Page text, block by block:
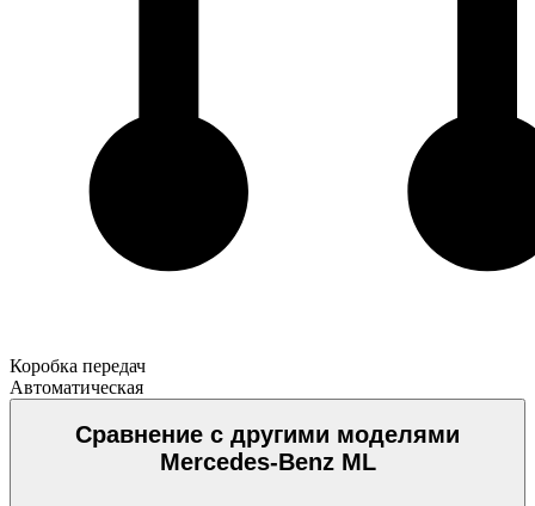
Коробка передач
Автоматическая
Сравнение с другими моделями
Mercedes-Benz ML